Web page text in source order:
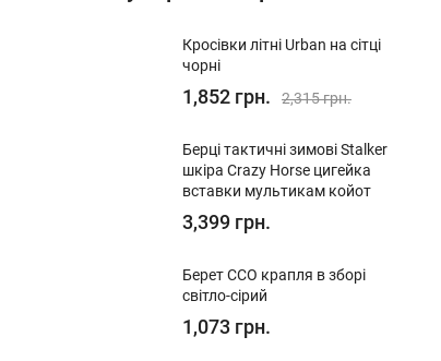
Кросівки літні Urban на сітці
чорні
1,852 грн. 2,315 грн.
Берці тактичні зимові Stalker
шкіра Crazy Horse цигейка
вставки мультикам койот
3,399 грн.
Берет ССО крапля в зборі
світло-сірий
1,073 грн.